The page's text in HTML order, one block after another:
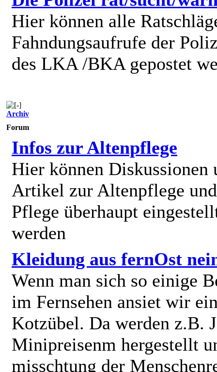
Hier können alle
Fahndungsaufrufe der
des LKA /BKA gepostet
Archiv
Forum
Infos zur Altenpflege
Hier können Diskussionen
Artikel zur Altenpflege
Pflege überhaupt
werden
Kleidung aus fernOst
Wenn man sich so einige
im Fernsehen ansiet wir
Kotzübel. Da werden z.B.
Minipreisenm hergestellt
misschtung der